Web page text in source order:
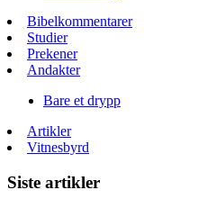
Bibelkommentarer
Studier
Prekener
Andakter
Bare et drypp
Artikler
Vitnesbyrd
Siste artikler